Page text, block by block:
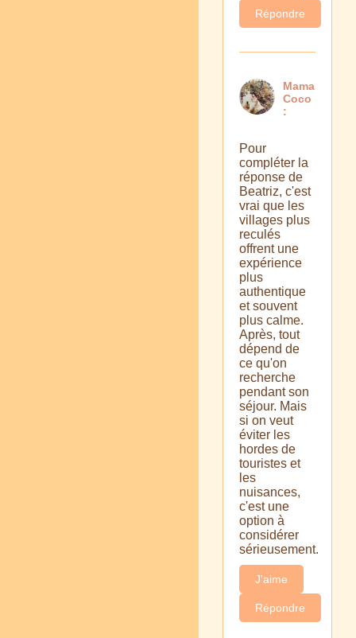
Répondre
Mama
Coco
:
Pour
compléter la
réponse de
Beatriz, c'est
vrai que les
villages plus
reculés
offrent une
expérience
plus
authentique
et souvent
plus calme.
Après, tout
dépend de
ce qu'on
recherche
pendant son
séjour. Mais
si on veut
éviter les
hordes de
touristes et
les
nuisances,
c'est une
option à
considérer
sérieusement.
J'aime
Répondre